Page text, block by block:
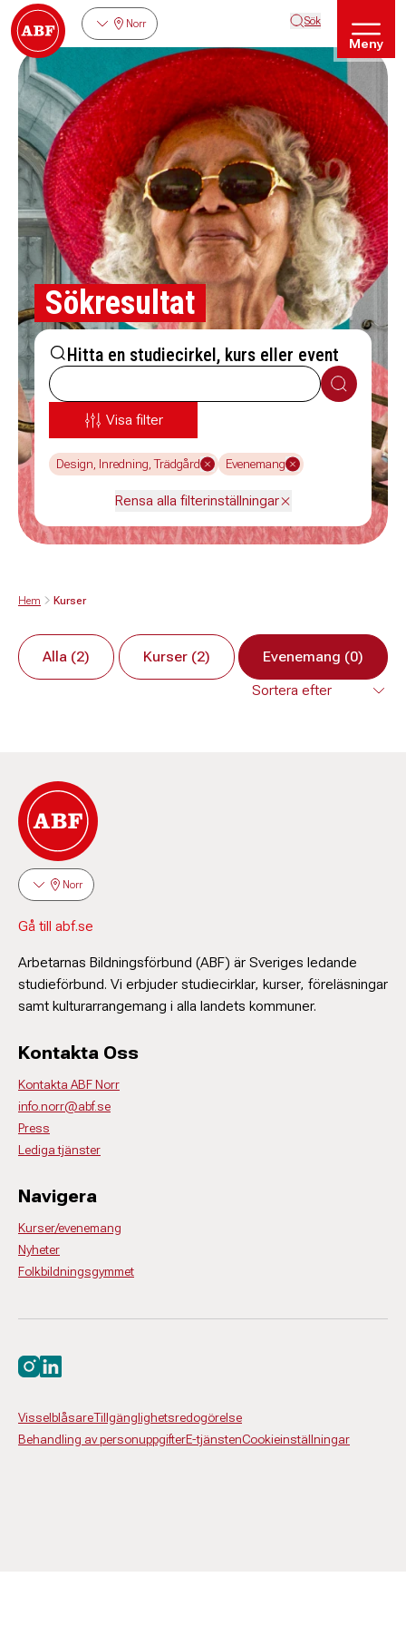
Norr Sök
Meny
Sökresultat
Hitta en studiecirkel, kurs eller event
Sök
Visa filter
Design, Inredning, Trädgård Evenemang
Rensa alla filterinställningar
Hem Kurser
Alla (2) Kurser (2) Evenemang (0)
Norr
Gå till abf.se
Arbetarnas Bildningsförbund (ABF) är Sveriges ledande
studieförbund. Vi erbjuder studiecirklar, kurser, föreläsningar
samt kulturarrangemang i alla landets kommuner.
Kontakta Oss
Kontakta ABF Norr
info.norr@abf.se
Press
Lediga tjänster
Navigera
Kurser/evenemang
Nyheter
Folkbildningsgymmet
VisselblåsareTillgänglighetsredogörelse
Behandling av personuppgifterE-tjänstenCookieinställningar
Besök oss på instagram
Besök oss på linkedin